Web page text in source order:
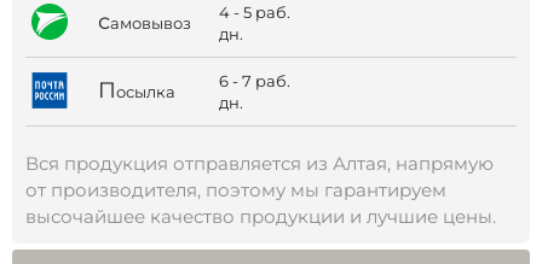
самовывоз
4 - 5 раб.
дн.
Посылка
6 - 7 раб.
дн.
Вся продукция отправляется из Алтая, напрямую
от производителя, поэтому мы гарантируем
высочайшее качество продукции и лучшие цены.